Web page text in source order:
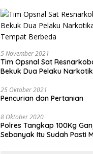
5 November 2021
Tim Opsnal Sat
Bekuk Dua Pelaku
25 Oktober 2021
Pencurian dan Pertanian
8 Oktober 2020
Polres Tangkap 100Kg
Sebanyak Itu Sudah Pasti